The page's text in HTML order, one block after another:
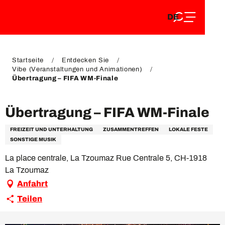
EN
DE
FR
Startseite
Entdecken Sie
Vibe (Veranstaltungen und Animationen)
Übertragung – FIFA WM-Finale
Übertragung – FIFA WM-Finale
FREIZEIT UND UNTERHALTUNG ZUSAMMENTREFFEN
LOKALE FESTE
SONSTIGE MUSIK
La place centrale, La Tzoumaz Rue Centrale 5, CH-1918
La Tzoumaz
Anfahrt
Teilen